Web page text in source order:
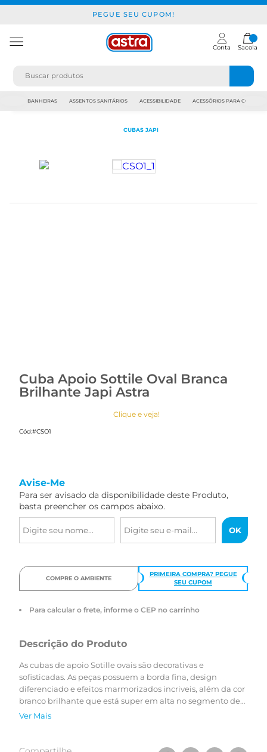
PEGUE SEU CUPOM!
Conta Sacola
BANHEIRAS ASSENTOS SANITÁRIOS ACESSIBILIDADE ACESSÓRIOS PARA
CUBAS JAPI
Cuba Apoio Sottile Oval Branca
Brilhante Japi Astra
Clique e veja!
Cód:#CSO1
Avise-Me
Para ser avisado da disponibilidade deste Produto,
basta preencher os campos abaixo.
COMPRE O AMBIENTE
PRIMEIRA COMPRA? PEGUE
SEU CUPOM
Para calcular o frete, informe o CEP no carrinho
Descrição do Produto
As cubas de apoio Sotille ovais são decorativas e
sofisticadas. As peças possuem a borda fina, design
diferenciado e efeitos marmorizados incriveis, além da cor
branco brilhante que está super em alta no segmento de
decoração.
Ver Mais